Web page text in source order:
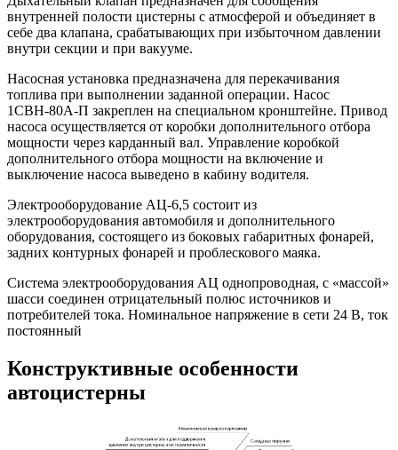
внутренней полости цистерны с атмосферой и объединяет в
себе два клапана, срабатывающих при избыточном давлении
внутри секции и при вакууме.
Насосная установка предназначена для перекачивания
топлива при выполнении заданной операции. Насос
1СВН-80А-П закреплен на специальном кронштейне. Привод
насоса осуществляется от коробки дополнительного отбора
мощности через карданный вал. Управление коробкой
дополнительного отбора мощности на включение и
выключение насоса выведено в кабину водителя.
Электрооборудование АЦ-6,5 состоит из
электрооборудования автомобиля и дополнительного
оборудования, состоящего из боковых габаритных фонарей,
задних контурных фонарей и проблескового маяка.
Система электрооборудования АЦ однопроводная, с «массой»
шасси соединен отрицательный полюс источников и
потребителей тока. Номинальное напряжение в сети 24 В, ток
постоянный
Конструктивные особенности
автоцистерны